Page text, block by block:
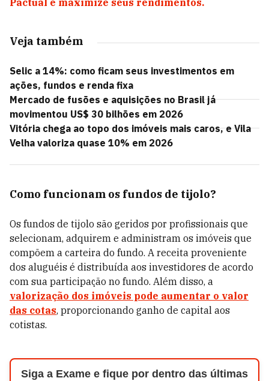
Pactual e maximize seus rendimentos.
Veja também
Selic a 14%: como ficam seus investimentos em
ações, fundos e renda fixa
Mercado de fusões e aquisições no Brasil já
movimentou US$ 30 bilhões em 2026
Vitória chega ao topo dos imóveis mais caros, e Vila
Velha valoriza quase 10% em 2026
Como funcionam os fundos de tijolo?
Os fundos de tijolo são geridos por profissionais que
selecionam, adquirem e administram os imóveis que
compõem a carteira do fundo. A receita proveniente
dos aluguéis é distribuída aos investidores de acordo
com sua participação no fundo. Além disso, a
valorização dos imóveis pode aumentar o valor
das cotas, proporcionando ganho de capital aos
cotistas.
Siga a Exame e fique por dentro das últimas